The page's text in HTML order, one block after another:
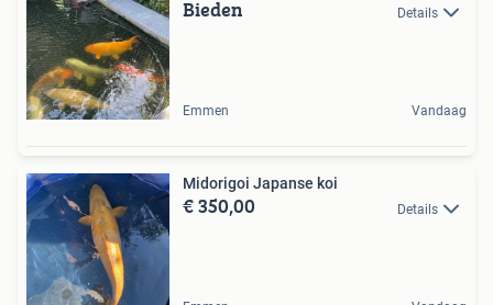
Bieden Details
Emmen Vandaag
Midorigoi Japanse koi
€ 350,00 Details